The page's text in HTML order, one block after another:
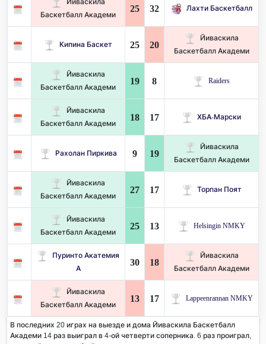
Баскетбалл Академи
25 32 Лахти Баскетбалл
Кипина Баскет 25 20
Йиваскила
Баскетбалл Академи
Йиваскила
Баскетбалл Академи
19 8 Raiders
Йиваскила
Баскетбалл Академи
18 17 ХБА-Марски
Рахолан Пиркива 9 19
Йиваскила
Баскетбалл Академи
Йиваскила
Баскетбалл Академи
27 17 Торпан Поят
Йиваскила
Баскетбалл Академи
25 13 Helsingin NMKY
Пуринто Акатемия
А
30 18
Йиваскила
Баскетбалл Академи
Йиваскила
Баскетбалл Академи
13 17 Lappeenrannan NMKY
В последних 20 играх на выезде и дома Йиваскила Баскетбалл
Академи 14 раз выиграл в 4-ой четверти соперника. 6 раз проиграл,